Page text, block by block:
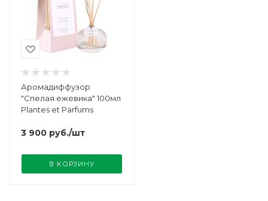
Аромадиффузор
"Спелая ежевика" 100мл
Plantes et Parfums
3 900 руб./шт
В КОРЗИНУ